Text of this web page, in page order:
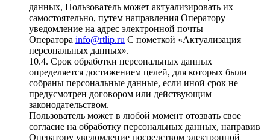
данных, Пользователь может актуализировать их
самостоятельно, путем направления Оператору
уведомление на адрес электронной почты
Оператора info@rtlip.ru С пометкой «Актуализация
персональных данных».
10.4. Срок обработки персональных данных
определяется достижением целей, для которых были
собраны персональные данные, если иной срок не
предусмотрен договором или действующим
законодательством.
Пользователь может в любой момент отозвать свое
согласие на обработку персональных данных, направив
Оператору уведомление посредством электронной